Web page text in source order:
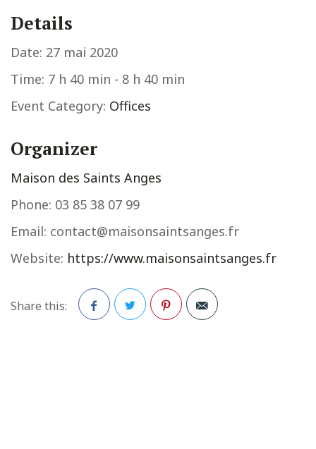
Details
Date: 27 mai 2020
Time: 7 h 40 min - 8 h 40 min
Event Category: Offices
Organizer
Maison des Saints Anges
Phone: 03 85 38 07 99
Email: contact@maisonsaintsanges.fr
Website: https://www.maisonsaintsanges.fr
Share this: